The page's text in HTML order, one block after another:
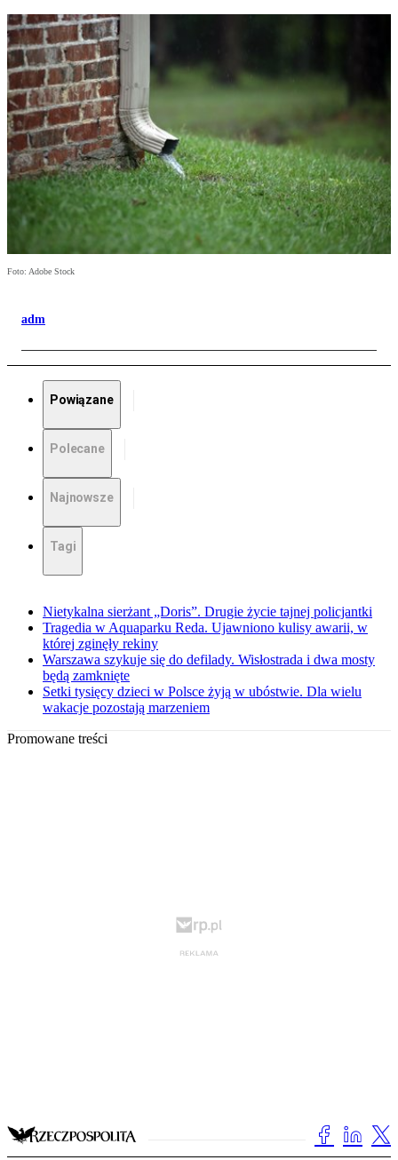
Foto: Adobe Stock
adm
Powiązane
Polecane
Najnowsze
Tagi
Nietykalna sierżant „Doris”. Drugie życie tajnej policjantki
Tragedia w Aquaparku Reda. Ujawniono kulisy awarii, w
której zginęły rekiny
Warszawa szykuje się do defilady. Wisłostrada i dwa mosty
będą zamknięte
Setki tysięcy dzieci w Polsce żyją w ubóstwie. Dla wielu
wakacje pozostają marzeniem
Promowane treści